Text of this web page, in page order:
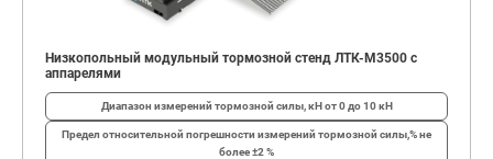
Низкопольный модульный тормозной стенд ЛТК-М3500 с
аппарелями
Диапазон измерений тормозной силы, кНот 0 до 10 кН
Предел относительной погрешности измерений тормозной силы,%не
более ±2 %